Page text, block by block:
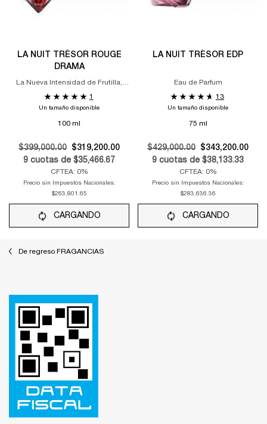
LA NUIT TRÉSOR ROUGE
DRAMA
La Nueva Intensidad de Frutilla,
1
Un tamaño disponible
100 ml
Old price
$399,000.00 New price
$319,200.00
9 cuotas de $35,466.67
CFTEA: 0%
Precio sin Impuestos Nacionales:
$263,801.65
CARGANDO
LA NUIT TRÉSOR EDP
Eau de Parfum
13
Un tamaño disponible
75 ml
Old price
$429,000.00 New price
$343,200.00
9 cuotas de $38,133.33
CFTEA: 0%
Precio sin Impuestos Nacionales:
$283,636.36
CARGANDO
De regreso FRAGANCIAS